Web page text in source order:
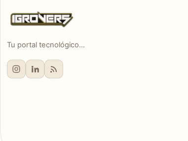
Tu portal tecnológico...